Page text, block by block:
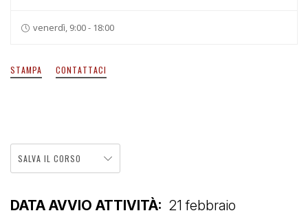
venerdì, 9:00 - 18:00
STAMPA CONTATTACI
SALVA IL CORSO
DATA AVVIO ATTIVITÀ: 21 febbraio